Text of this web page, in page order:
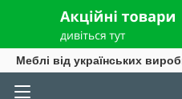
Меблі від українських